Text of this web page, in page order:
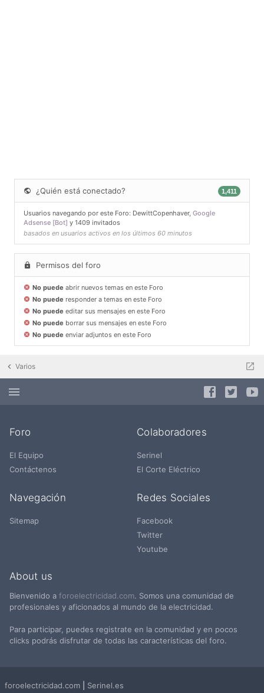
¿Quién está conectado? 1,411
Usuarios navegando por este Foro: DewittCopenhaver, Google
Adsense [Bot] y 1409 invitados
basados en usuarios activos en los últimos 60 minutos
Permisos del foro
No puede abrir nuevos temas en este Foro
No puede responder a temas en este Foro
No puede editar sus mensajes en este Foro
No puede borrar sus mensajes en este Foro
No puede enviar adjuntos en este Foro
Varios
Foro
El Equipo
Contáctenos
Colaboradores
Serinel
El Corte Eléctrico
Navegación
Sitemap
Redes Sociales
Facebook
Twitter
Youtube
About us
Bienvenido a foroelectricidad.com. Somos una comunidad de
profesionales y aficionados al mundo de la electricidad.
Para participar, puedes registrate en la comunidad y en pocos
clicks podrás disfrutar de todas las características del foro.
foroelectricidad.com Serinel.es